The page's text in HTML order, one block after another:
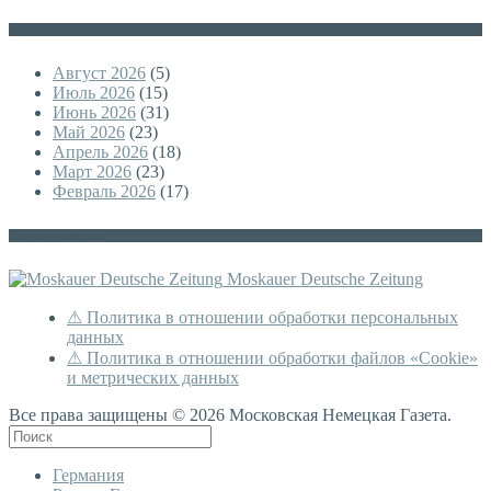
Август 2026 (5)
Июль 2026 (15)
Июнь 2026 (31)
Май 2026 (23)
Апрель 2026 (18)
Март 2026 (23)
Февраль 2026 (17)
Moskauer Deutsche Zeitung
⚠ Политика в отношении обработки персональных
данных
⚠ Политика в отношении обработки файлов «Cookie»
и метрических данных
Все права защищены © 2026 Московская Немецкая Газета.
Германия